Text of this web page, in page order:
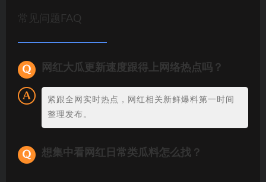
常见问题FAQ
网红大瓜更新速度跟得上网络热点吗？
紧跟全网实时热点，网红相关新鲜爆料第一时间
整理发布。
想集中看网红日常类瓜料怎么找？